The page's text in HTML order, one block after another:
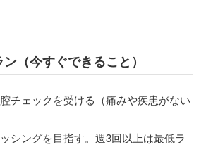
（今すぐできること）
チェックを受ける（痛みや疾患がない
シングを目指す。週3回以上は最低ラ